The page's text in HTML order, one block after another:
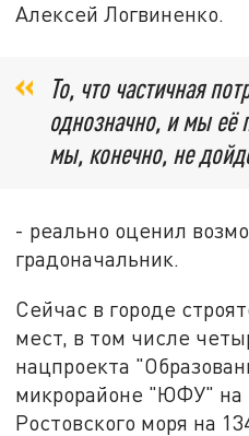
Алексей Логвиненко.
То, что частичная
однозначно, и мы её
мы, конечно, не
- реально оценил
градоначальник.
Сейчас в городе
мест, в том числе
нацпроекта
микрорайоне "ЮФУ" на
Ростовского моря на